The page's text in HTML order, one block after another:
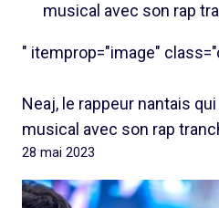
musical avec son rap
" itemprop="image"
Neaj, le rappeur nantais
musical avec son rap
28 mai 2023